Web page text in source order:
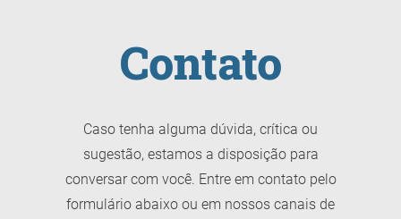
Contato
Caso tenha alguma dúvida, crítica ou
sugestão, estamos a disposição para
conversar com você. Entre em contato pelo
formulário abaixo ou em nossos canais de